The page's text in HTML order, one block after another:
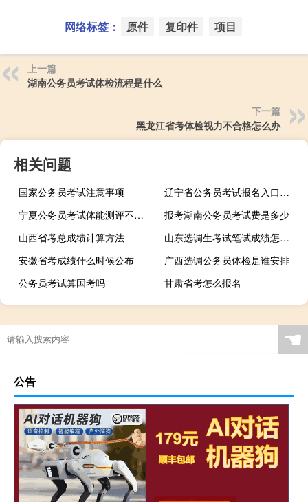
网络标签： 原件 复印件 项目
上一篇
湖南公务员考试体检流程是什么
下一篇
黑龙江省考体检视力不合格怎么办
相关问题
国家公务员考试注意事项
辽宁省公务员考试报名入口是哪个
宁夏公务员考试体能测评不合格怎么办
报考湖南公务员考试费是多少
山西省考总成绩计算方法
山东选调生考试笔试成绩怎么查询
安徽省考成绩什么时候公布
广西选调公务员体检是谁安排
公务员考试算国考吗
甘肃省考怎么报名
☚
公告